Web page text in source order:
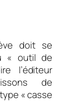
doit se
« outil de
l’éditeur
de
« casse